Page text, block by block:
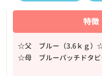
特徴
☆父 ブルー（3.6ｋｇ）
☆母 ブルーパッチドタビ